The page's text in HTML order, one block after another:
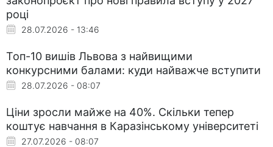
році
28.07.2026 - 13:46
Топ-10 вишів Львова з найвищими
конкурсними балами: куди найважче вступити
28.07.2026 - 08:07
Ціни зросли майже на 40%. Скільки тепер
коштує навчання в Каразінському університеті
27.07.2026 - 08:07